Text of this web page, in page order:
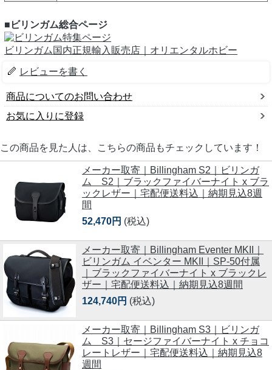
■ビリンガム総合ページ
ビリンガム国内正規輸入販売店｜オリエンタルホビー
レビューを書く
商品についてのお問い合わせ
お気に入りに登録
この商品を見た人は、こちらの商品もチェックしています！
メーカー取寄｜Billingham S2｜ビリンガ
ム S2｜ブラックファイバーナイト x ブラ
ックレザー｜宅配便送料込｜納期見込8週
間
52,470円 (税込)
メーカー取寄｜Billingham Eventer MKII｜
ビリンガム イベンター MKII｜SP-50付属
｜ブラックファイバーナイト x ブラックレ
ザー｜宅配便送料込｜納期見込8週間
124,740円 (税込)
メーカー取寄｜Billingham S3｜ビリンガ
ム S3｜セージファイバーナイト x チョコ
レートレザー｜宅配便送料込｜納期見込8
週間